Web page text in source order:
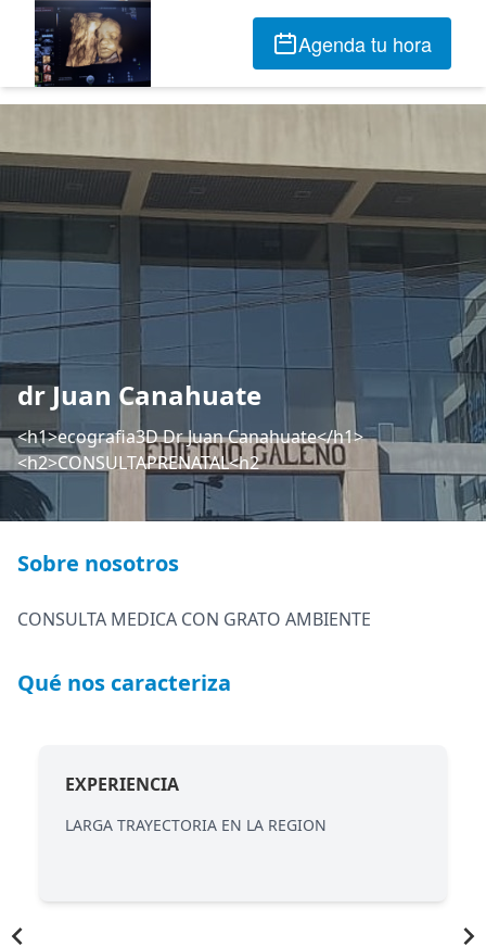
Agenda tu hora
dr Juan Canahuate
<h1>ecografia3D Dr Juan Canahuate</h1>
<h2>CONSULTAPRENATAL<h2
Sobre nosotros
CONSULTA MEDICA CON GRATO AMBIENTE
Qué nos caracteriza
EXPERIENCIA
LARGA TRAYECTORIA EN LA REGION